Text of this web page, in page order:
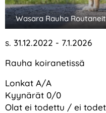
Wasara Rauha
s. 31.12.2022 - 7.1.2026
Rauha koiranetissä
Lonkat A/A
Kyynärät 0/0
Olat ei todettu / ei